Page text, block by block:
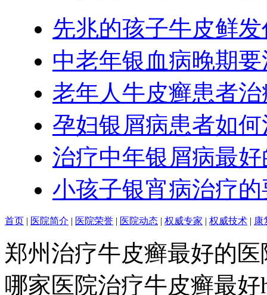
先兆的孩子牛皮鲜
中老年银血病晚期
老年人牛皮癣患者
孕妇银屑病患者如
治疗中年银屑病最
小孩子银宵病治疗
首页 | 医院简介 | 医院荣誉 | 医院动态 | 权威专家 | 权威技术 | 康
郑州治疗牛皮癣最好的
哪家医院治疗牛皮癣最好